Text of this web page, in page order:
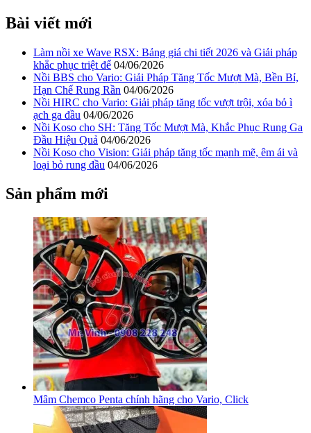
Bài viết mới
Làm nồi xe Wave RSX: Bảng giá chi tiết 2026 và Giải pháp
khắc phục triệt để 04/06/2026
Nồi BBS cho Vario: Giải Pháp Tăng Tốc Mượt Mà, Bền Bỉ,
Hạn Chế Rung Rần 04/06/2026
Nồi HIRC cho Vario: Giải pháp tăng tốc vượt trội, xóa bỏ ì
ạch ga đầu 04/06/2026
Nồi Koso cho SH: Tăng Tốc Mượt Mà, Khắc Phục Rung Ga
Đầu Hiệu Quả 04/06/2026
Nồi Koso cho Vision: Giải pháp tăng tốc mạnh mẽ, êm ái và
loại bỏ rung đầu 04/06/2026
Sản phẩm mới
Mâm Chemco Penta chính hãng cho Vario, Click